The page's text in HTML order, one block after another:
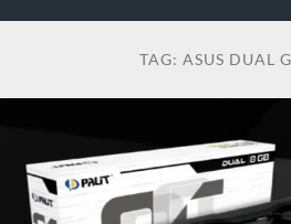
TAG: ASUS DUAL